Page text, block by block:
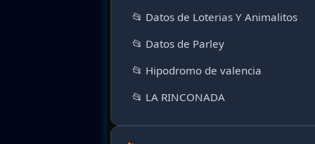
📂 Datos de Loterias Y Animalitos
📂 Datos de Parley
📂 Hipodromo de valencia
📂 LA RINCONADA